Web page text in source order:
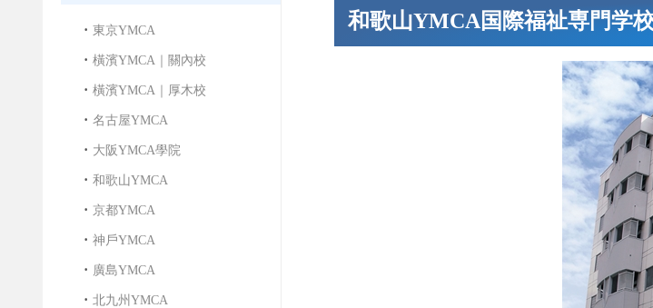
東京YMCA
橫濱YMCA｜關內校
橫濱YMCA｜厚木校
名古屋YMCA
大阪YMCA學院
和歌山YMCA
京都YMCA
神戶YMCA
廣島YMCA
北九州YMCA
和歌山YMCA国際福祉専門学